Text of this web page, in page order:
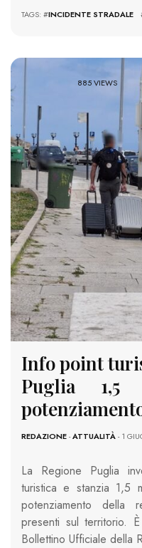
TAGS: #INCIDENTE STRADALE
885 VIEWS
Info point
Puglia
REDAZIONE-ATTUALITÀ- 1
La Regione Puglia
turistica e stanzia 1,5
potenziamento della
presenti sul territorio.
Bollettino Ufficiale della